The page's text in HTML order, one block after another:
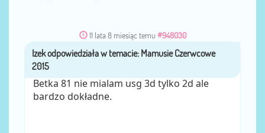
11 lata 8 miesiąc temu #948030
przezIzek
Betka 81 nie mialam usg 3d tylko 2d ale
bardzo dokładne.